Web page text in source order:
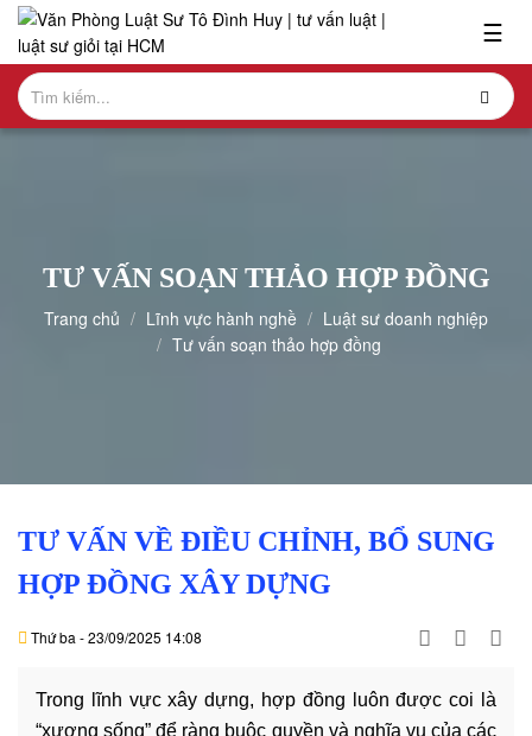
x
Giới
thiệu
Nghiên
cứu-
vụ
Văn
Thủ
Liên
☰
TƯ VẤN SOẠN THẢO HỢP ĐỒNG
Trang chủ Lĩnh vực hành nghề
Luật sư doanh nghiệp
Tư vấn soạn thảo hợp đồng
TƯ VẤN VỀ ĐIỀU CHỈNH, BỔ SUNG
HỢP ĐỒNG XÂY DỰNG
Thứ ba - 23/09/2025 14:08
Trong lĩnh vực xây dựng, hợp đồng luôn được coi là
“xương sống” để ràng buộc quyền và nghĩa vụ của các